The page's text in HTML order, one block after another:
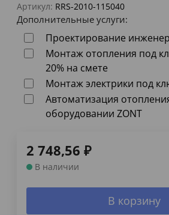
Артикул: RRS-2010-115040
Дополнительные услуги:
Проектирование
Монтаж отопления под
20% на смете
Монтаж электрики под
Автоматизация
оборудовании ZONT
2 748,56 ₽
В наличии
В корзину